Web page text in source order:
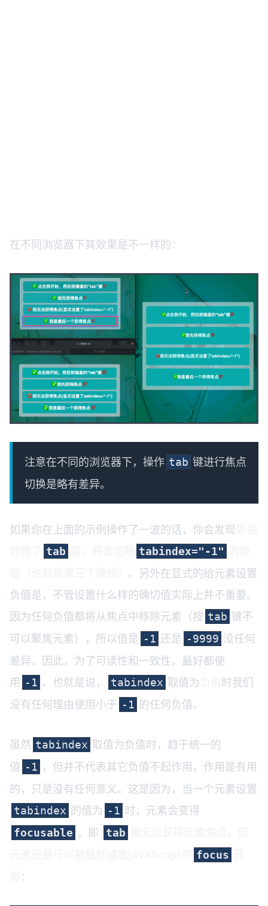
在不同浏览器下其效果是不一样的：
注意在不同的浏览器下，操作 tab 键进行焦点
切换是略有差异。
如果你在上面的示例操作了一波的话，你会发现
tab tabindex="-1"
。另外在显式的给元素设置
负值是，不管设置什么样的确切值实际上并不重要。
因为任何负值都将从焦点中移除元素（按 tab 键不
可以聚焦元素），所以值是 -1 还是 -9999 没任何
差异。因此，为了可读性和一致性，最好都使
用 -1 。也就是说， tabindex 取值为
时我们
没有任何理由使用小于 -1 的任何负值。
虽然 tabindex 取值为负值时，趋于统一的
值 -1 ，但并不代表其它负值不起作用，作用是有用
的，只是没有任何意义。这是因为，当一个元素设置
tabindex 的值为 -1 时，元素会变得
focusable ，即 tab
focus
：